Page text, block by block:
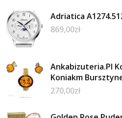
Adriatica
869,00zł
Ankabizuteria.Pl
Koniakm
270,00zł